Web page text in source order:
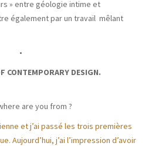
» entre géologie intime et
également par un travail mêlant
•
CONTEMPORARY DESIGN.
are you from ?
et j’ai passé les trois premières
Aujourd’hui, j’ai l’impression d’avoir